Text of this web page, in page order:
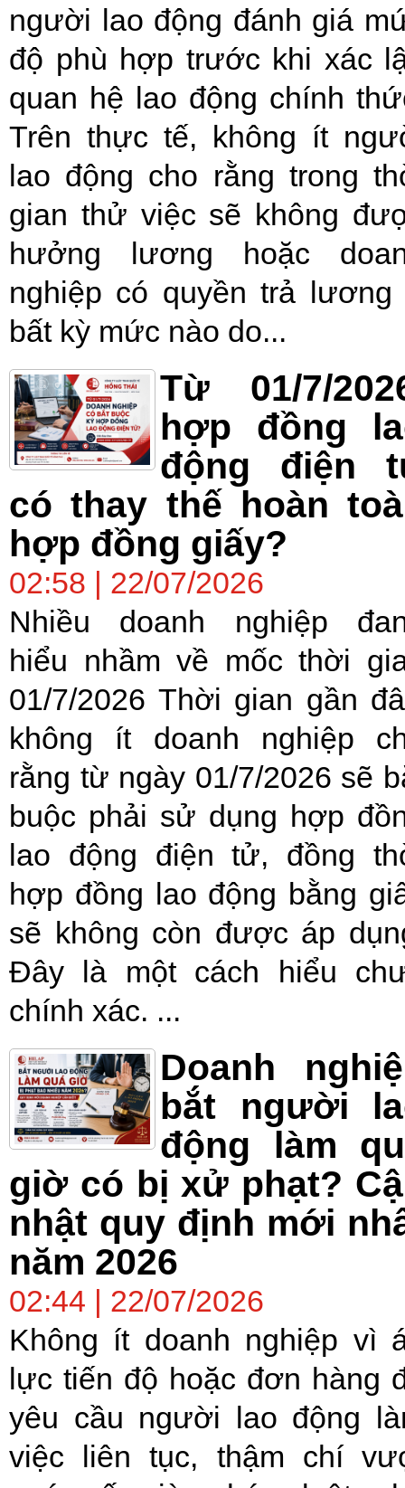
người lao động đánh giá
độ phù hợp trước khi xác
quan hệ lao động chính
Trên thực tế, không ít
lao động cho rằng trong
gian thử việc sẽ không
hưởng lương hoặc
nghiệp có quyền trả lương
bất kỳ mức nào do...
Từ 01/7/
hợp đồng
động điện
có thay thế hoàn
hợp đồng giấy?
02:58 | 22/07/2026
Nhiều doanh nghiệp
hiểu nhầm về mốc thời
01/7/2026 Thời gian gần
không ít doanh nghiệp
rằng từ ngày 01/7/2026 sẽ
buộc phải sử dụng hợp
lao động điện tử, đồng
hợp đồng lao động bằng
sẽ không còn được áp
Đây là một cách hiểu
chính xác. ...
Doanh
bắt người
động làm
giờ có bị xử phạt?
nhật quy định mới
năm 2026
02:44 | 22/07/2026
Không ít doanh nghiệp vì
lực tiến độ hoặc đơn hàng
yêu cầu người lao động
việc liên tục, thậm chí